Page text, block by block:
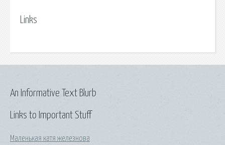
Links
Links to Important Stuff
Маленькая катя железнова
An Informative Text Blurb